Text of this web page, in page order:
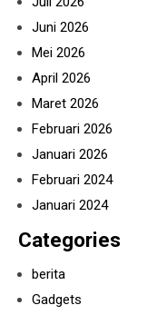
Juni 2026
Mei 2026
April 2026
Maret 2026
Februari 2026
Januari 2026
Februari 2024
Januari 2024
Categories
berita
Gadgets